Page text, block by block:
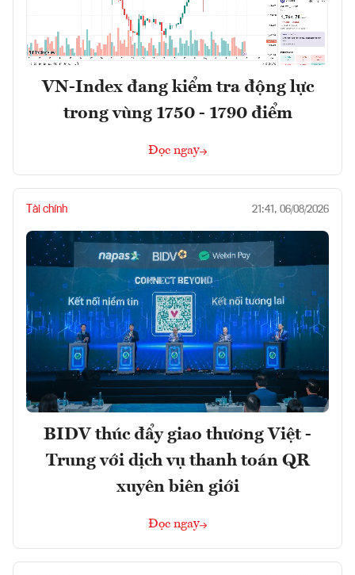
VN-Index đang kiểm tra động lực
trong vùng 1750 - 1790 điểm
Đọc ngay
Tài chính 21:41, 06/08/2026
BIDV thúc đẩy giao thương Việt -
Trung với dịch vụ thanh toán QR
xuyên biên giới
Đọc ngay